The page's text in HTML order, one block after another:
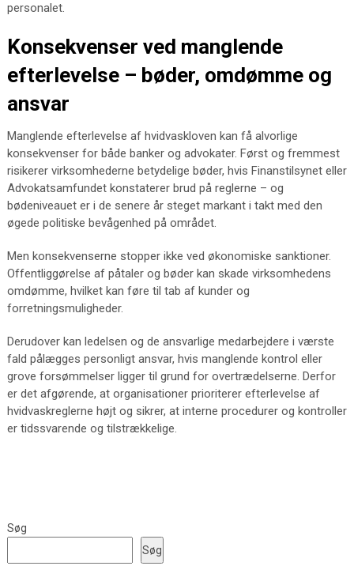
personalet.
Konsekvenser ved manglende
efterlevelse – bøder, omdømme og
ansvar
Manglende efterlevelse af hvidvaskloven kan få alvorlige
konsekvenser for både banker og advokater. Først og fremmest
risikerer virksomhederne betydelige bøder, hvis Finanstilsynet eller
Advokatsamfundet konstaterer brud på reglerne – og
bødeniveauet er i de senere år steget markant i takt med den
øgede politiske bevågenhed på området.
Men konsekvenserne stopper ikke ved økonomiske sanktioner.
Offentliggørelse af påtaler og bøder kan skade virksomhedens
omdømme, hvilket kan føre til tab af kunder og
forretningsmuligheder.
Derudover kan ledelsen og de ansvarlige medarbejdere i værste
fald pålægges personligt ansvar, hvis manglende kontrol eller
grove forsømmelser ligger til grund for overtrædelserne. Derfor
er det afgørende, at organisationer prioriterer efterlevelse af
hvidvaskreglerne højt og sikrer, at interne procedurer og kontroller
er tidssvarende og tilstrækkelige.
Søg
Søg